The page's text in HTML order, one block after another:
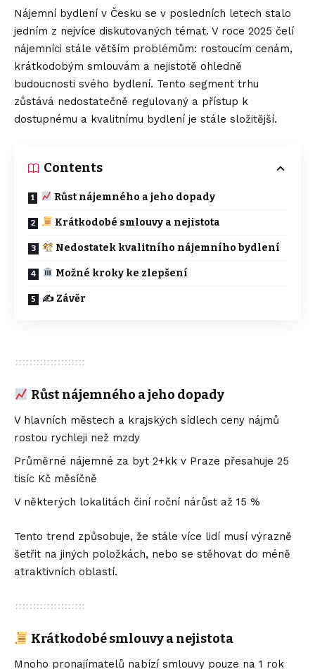
Nájemní bydlení v Česku se v posledních letech stalo
jedním z nejvíce diskutovaných témat. V roce 2025 čelí
nájemníci stále větším problémům: rostoucím cenám,
krátkodobým smlouvám a nejistotě ohledně
budoucnosti svého bydlení. Tento segment trhu
zůstává nedostatečně regulovaný a přístup k
dostupnému a kvalitnímu bydlení je stále složitější.
Contents
Růst nájemného a jeho dopady
Krátkodobé smlouvy a nejistota
Nedostatek kvalitního nájemního bydlení
Možné kroky ke zlepšení
✍️ Závěr
Růst nájemného a jeho dopady
V hlavních městech a krajských sídlech ceny nájmů
rostou rychleji než mzdy
Průměrné nájemné za byt 2+kk v Praze přesahuje 25
tisíc Kč měsíčně
V některých lokalitách činí roční nárůst až 15 %
Tento trend způsobuje, že stále více lidí musí výrazně
šetřit na jiných položkách, nebo se stěhovat do méně
atraktivních oblastí.
Krátkodobé smlouvy a nejistota
Mnoho pronajímatelů nabízí smlouvy pouze na 1 rok